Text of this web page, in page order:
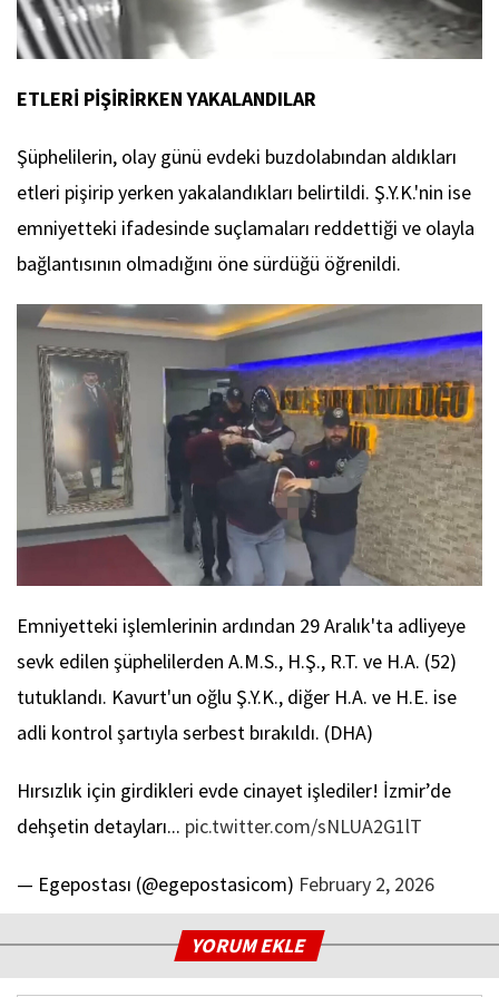
ETLERİ PİŞİRİRKEN YAKALANDILAR
Şüphelilerin, olay günü evdeki buzdolabından aldıkları
etleri pişirip yerken yakalandıkları belirtildi. Ş.Y.K.'nin ise
emniyetteki ifadesinde suçlamaları reddettiği ve olayla
bağlantısının olmadığını öne sürdüğü öğrenildi.
Emniyetteki işlemlerinin ardından 29 Aralık'ta adliyeye
sevk edilen şüphelilerden A.M.S., H.Ş., R.T. ve H.A. (52)
tutuklandı. Kavurt'un oğlu Ş.Y.K., diğer H.A. ve H.E. ise
adli kontrol şartıyla serbest bırakıldı. (DHA)
Hırsızlık için girdikleri evde cinayet işlediler! İzmir’de
dehşetin detayları... pic.twitter.com/sNLUA2G1lT
— Egepostası (@egepostasicom) February 2, 2026
YORUM EKLE